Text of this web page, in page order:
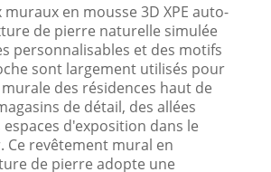
muraux en mousse 3D XPE auto-
de pierre naturelle simulée
personnalisables et des motifs
sont largement utilisés pour
des résidences haut de
de détail, des allées
d'exposition dans le
Ce revêtement mural en
de pierre adopte une